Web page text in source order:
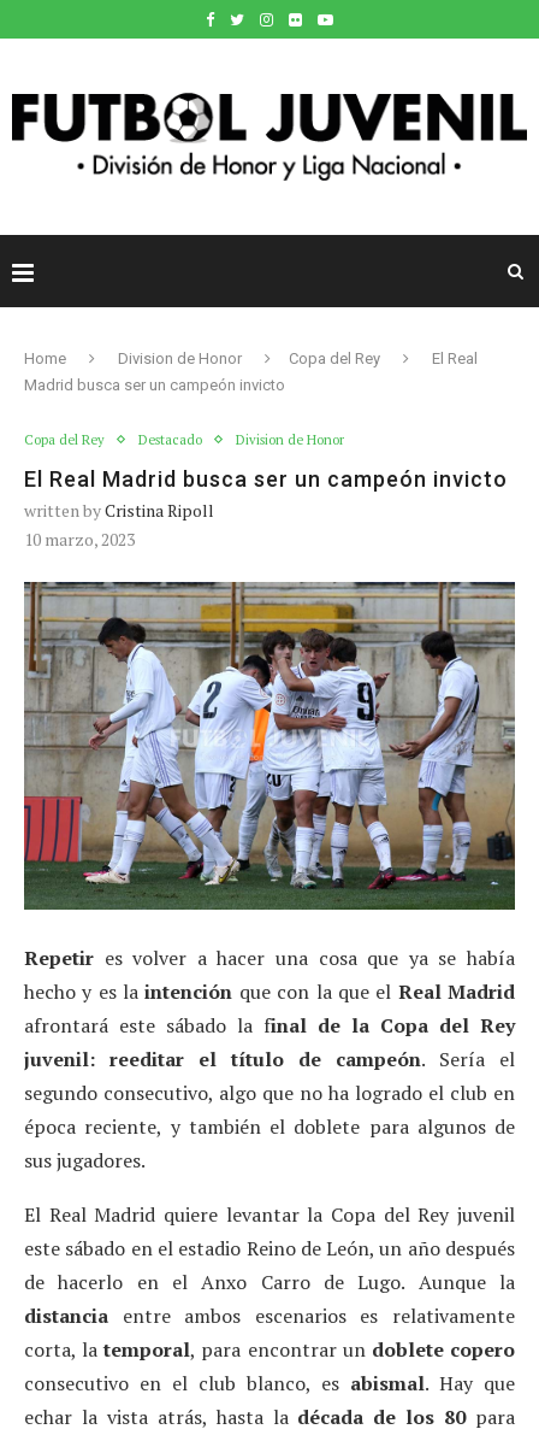
Home Division de Honor Copa del Rey
El Real
Madrid busca ser un campeón invicto
Copa del Rey Destacado Division de Honor
El Real Madrid busca ser un campeón invicto
written byCristina Ripoll
10 marzo, 2023
Repetir es volver a hacer una cosa que ya se había
hecho y es laintención que con la que el Real Madrid
afrontará este sábado la final de la Copa del Rey
juvenil: reeditar el título de campeón. Sería el
segundo consecutivo, algo que no ha logrado el club en
época reciente, y también el doblete para algunos de
sus jugadores.
El Real Madrid quiere levantar la Copa del Rey juvenil
este sábado en el estadio Reino de León, un año después
de hacerlo en el Anxo Carro de Lugo. Aunque la
distancia entre ambos escenarios es relativamente
corta, latemporal, para encontrar un doblete copero
consecutivo en el club blanco, es abismal. Hay que
echar la vista atrás, hasta la década de los 80para